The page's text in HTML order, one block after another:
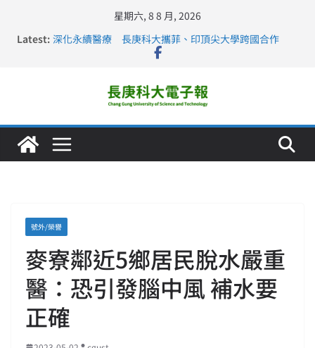
星期六, 8 8 月, 2026
Latest: 深化永續醫療 長庚科大攜菲、印頂尖大學跨國合作
長庚科大訪凱瑟醫療集團、美容學校收穫豐
仁德醫專與長庚科大締結策略聯盟 培育護理尖兵
長庚科大連四年穩居《遠見》醫學大學第5名 辦學實力再
號外/榮譽
麥寮鄰近5鄉居民脫水嚴重
醫：恐引發腦中風 補水要
正確